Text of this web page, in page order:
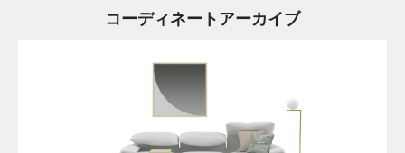
コーディネートアーカイブ